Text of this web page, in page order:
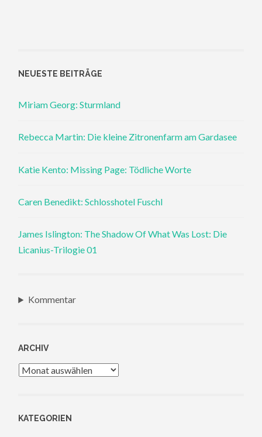
NEUESTE BEITRÄGE
Miriam Georg: Sturmland
Rebecca Martin: Die kleine Zitronenfarm am Gardasee
Katie Kento: Missing Page: Tödliche Worte
Caren Benedikt: Schlosshotel Fuschl
James Islington: The Shadow Of What Was Lost: Die
Licanius-Trilogie 01
Kommentar
ARCHIV
Archiv
KATEGORIEN